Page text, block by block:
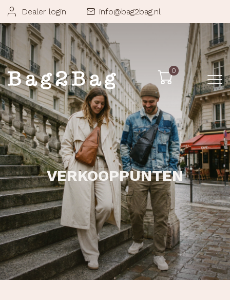
Dealer login info@bag2bag.nl
0
VERKOOPPUNTEN